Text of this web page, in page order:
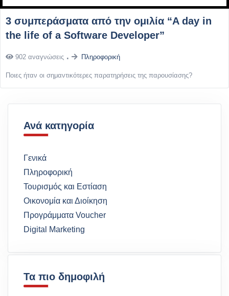
3 συμπεράσματα από την ομιλία “A day in
the life of a Software Developer”
902 αναγνώσεις Πληροφορική
Ποιες ήταν οι σημαντικότερες παρατηρήσεις της παρουσίασης?
Ανά κατηγορία
Γενικά
Πληροφορική
Τουρισμός και Εστίαση
Οικονομία και Διοίκηση
Προγράμματα Voucher
Digital Marketing
Τα πιο δημοφιλή